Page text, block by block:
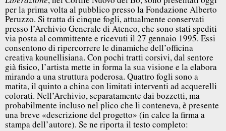
per la prima volta al pubblico presso la Fondazione Alberto
Peruzzo. Si tratta di cinque fogli, attualmente conservati
presso l’Archivio Generale di Ateneo, che sono stati spediti
via posta al committente e ricevuti il 27 gennaio 1995. Essi
consentono di ripercorrere le dinamiche dell’officina
creativa kounellisiana. Con pochi tratti corsivi, dal sentore
già fisico, l’artista mette in forma la sua visione e la elabora
mirando a una struttura poderosa. Quattro fogli sono a
matita, il quinto a china con limitati interventi ad acquerelli
colorati. Nell’Archivio, separatamente dai bozzetti, ma
probabilmente incluso nel plico che li conteneva, è presente
una breve «descrizione del progetto» (in calce la firma a
stampa dell’autore). Se ne riporta il testo completo: